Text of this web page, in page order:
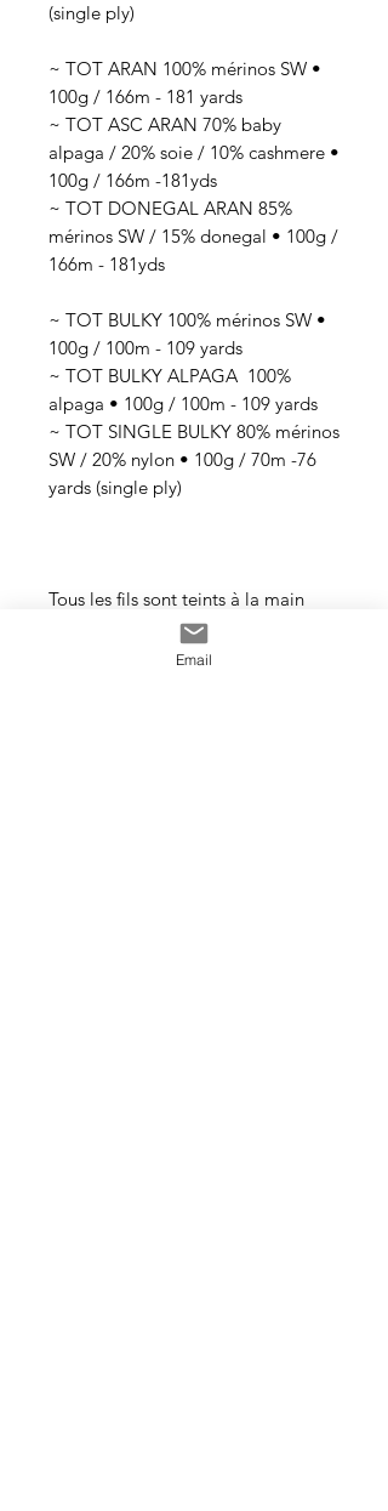
(single ply)
~ TOT ARAN 100% mérinos SW •
100g / 166m - 181 yards
~ TOT ASC ARAN 70% baby
alpaga / 20% soie / 10% cashmere •
100g / 166m -181yds
~ TOT DONEGAL ARAN 85%
mérinos SW / 15% donegal • 100g /
166m - 181yds
~ TOT BULKY 100% mérinos SW •
100g / 100m - 109 yards
~ TOT BULKY ALPAGA 100%
alpaga • 100g / 100m - 109 yards
~ TOT SINGLE BULKY 80% mérinos
SW / 20% nylon • 100g / 70m -76
yards (single ply)
Tous les fils sont teints à la main
avec des teintures acides
professionnelles non toxiques. Tous
Email